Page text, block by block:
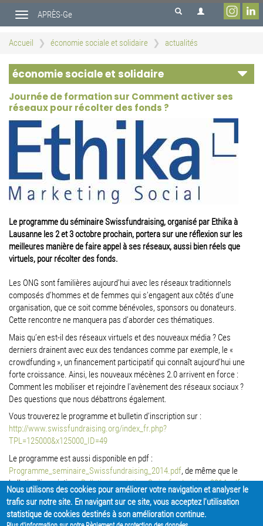
contenu
Toggle
navigation
APRÈS-Ge
Accueil économie sociale et solidaire actualités
économie sociale et solidaire
Journée de formation sur Comment activer ses
réseaux pour récolter des fonds ?
Le programme du séminaire Swissfundraising, organisé par Ethika à
Lausanne les 2 et 3 octobre prochain, portera sur une réflexion sur les
meilleures manière de faire appel à ses réseaux, aussi bien réels que
virtuels, pour récolter des fonds.
Les ONG sont familières aujourd’hui avec les réseaux traditionnels
composés d’hommes et de femmes qui s’engagent aux côtés d’une
organisation, que ce soit comme bénévoles, sponsors ou donateurs.
Cette rencontre ne manquera pas d’aborder ces thématiques.
Mais qu’en est-il des réseaux virtuels et des nouveaux média ? Ces
derniers drainent avec eux des tendances comme par exemple, le «
crowdfunding », un financement participatif qui connaît aujourd’hui une
forte croissance. Ainsi, les nouveaux mécènes 2.0 arrivent en force :
Comment les mobiliser et rejoindre l’avènement des réseaux sociaux ?
Des questions que nous débattrons également.
Vous trouverez le programme et bulletin d’inscription sur :
http://www.swissfundraising.org/index_fr.php?
TPL=125000&x125000_ID=49
Le programme est aussi disponible en pdf :
Programme_seminaire_Swissfundraising_2014.pdf, de même que le
bulletin d'inscription :Bulletin_inscription_Swissfundraising_2014.pdf
PARTAGER
Nous utilisons des cookies pour améliorer votre navigation et analyser le
trafic sur notre site. En navigant sur ce site, vous acceptez l'utilisation
statistique de cookies destinés à son amélioration continue.